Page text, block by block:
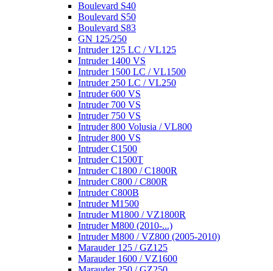
Boulevard S40
Boulevard S50
Boulevard S83
GN 125/250
Intruder 125 LC / VL125
Intruder 1400 VS
Intruder 1500 LC / VL1500
Intruder 250 LC / VL250
Intruder 600 VS
Intruder 700 VS
Intruder 750 VS
Intruder 800 Volusia / VL800
Intruder 800 VS
Intruder C1500
Intruder C1500T
Intruder C1800 / C1800R
Intruder C800 / C800R
Intruder C800B
Intruder M1500
Intruder M1800 / VZ1800R
Intruder M800 (2010-...)
Intruder M800 / VZ800 (2005-2010)
Marauder 125 / GZ125
Marauder 1600 / VZ1600